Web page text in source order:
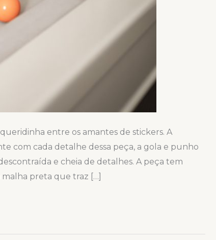
entre os amantes de stickers. A
com cada detalhe dessa peça, a gola e punho
e cheia de detalhes. A peça tem
preta que traz […]